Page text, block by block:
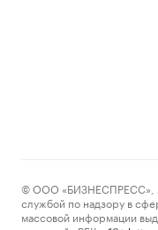
© ООО «БИЗНЕСПРЕСС»,
службой по надзору в
массовой информации